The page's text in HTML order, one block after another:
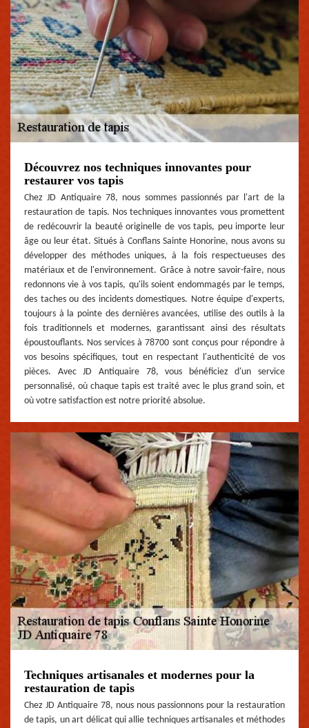
Découvrez nos techniques innovantes pour
restaurer vos tapis
Chez JD Antiquaire 78, nous sommes passionnés par l'art de la
restauration de tapis. Nos techniques innovantes vous promettent
de redécouvrir la beauté originelle de vos tapis, peu importe leur
âge ou leur état. Situés à Conflans Sainte Honorine, nous avons su
développer des méthodes uniques, à la fois respectueuses des
matériaux et de l'environnement. Grâce à notre savoir-faire, nous
redonnons vie à vos tapis, qu'ils soient endommagés par le temps,
des taches ou des incidents domestiques. Notre équipe d'experts,
toujours à la pointe des dernières avancées, utilise des outils à la
fois traditionnels et modernes, garantissant ainsi des résultats
époustouflants. Nos services à 78700 sont conçus pour répondre à
vos besoins spécifiques, tout en respectant l'authenticité de vos
pièces. Avec JD Antiquaire 78, vous bénéficiez d'un service
personnalisé, où chaque tapis est traité avec le plus grand soin, et
où votre satisfaction est notre priorité absolue.
Techniques artisanales et modernes pour la
restauration de tapis
Chez JD Antiquaire 78, nous nous passionnons pour la restauration
de tapis, un art délicat qui allie techniques artisanales et méthodes